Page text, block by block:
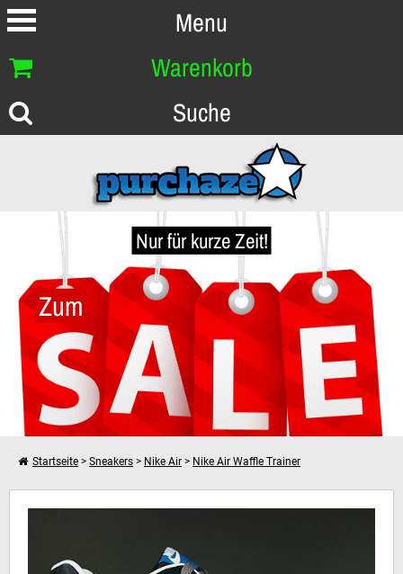
Menu
Warenkorb
Suche
Nur für kurze Zeit!
Zum
Weiter einkaufen
Startseite > Sneakers > Nike Air > Nike Air Waffle Trainer
Nike Air Waffle Trainer